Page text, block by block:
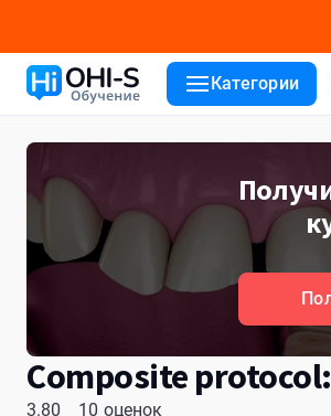
Категории
Composite
3.80 10 оценок